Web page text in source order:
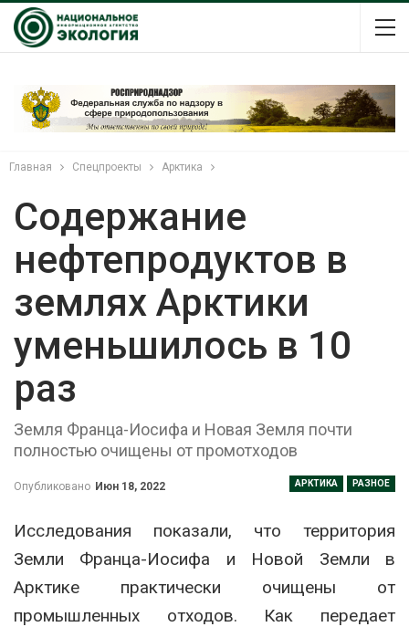
Главная Спецпроекты Арктика
Содержание
нефтепродуктов в
землях Арктики
уменьшилось в 10
раз
Земля Франца-Иосифа и Новая Земля почти
полностью очищены от промотходов
АРКТИКА РАЗНОЕ
Опубликовано Июн 18, 2022
Исследования показали, что территория
Земли Франца-Иосифа и Новой Земли в
Арктике практически очищены от
промышленных отходов. Как передает